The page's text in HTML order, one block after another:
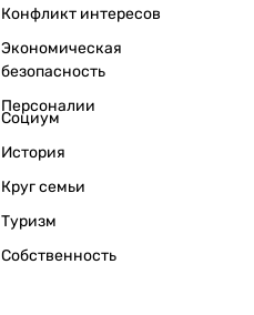
Конфликт интересов
Экономическая
безопасность
Персоналии
Социум
История
Круг семьи
Туризм
Собственность